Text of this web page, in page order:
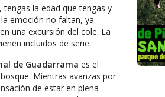
la edad que tengas y
emoción no faltan, ya
una excursión del cole. La
incluidos de serie.
de Guadarrama es el
Mientras avanzas por
de estar en plena